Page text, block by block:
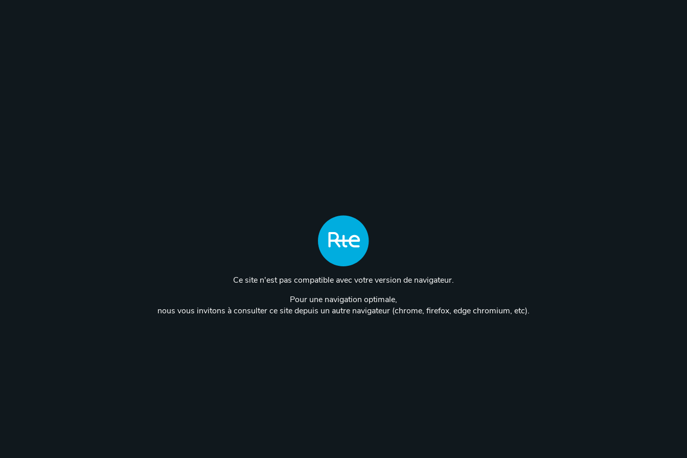
Ce site n'est pas compatible avec votre version de navigateur.
Pour une navigation optimale,
nous vous invitons à consulter ce site depuis un autre navigateur (chrome, firefox, edge chromium, etc).